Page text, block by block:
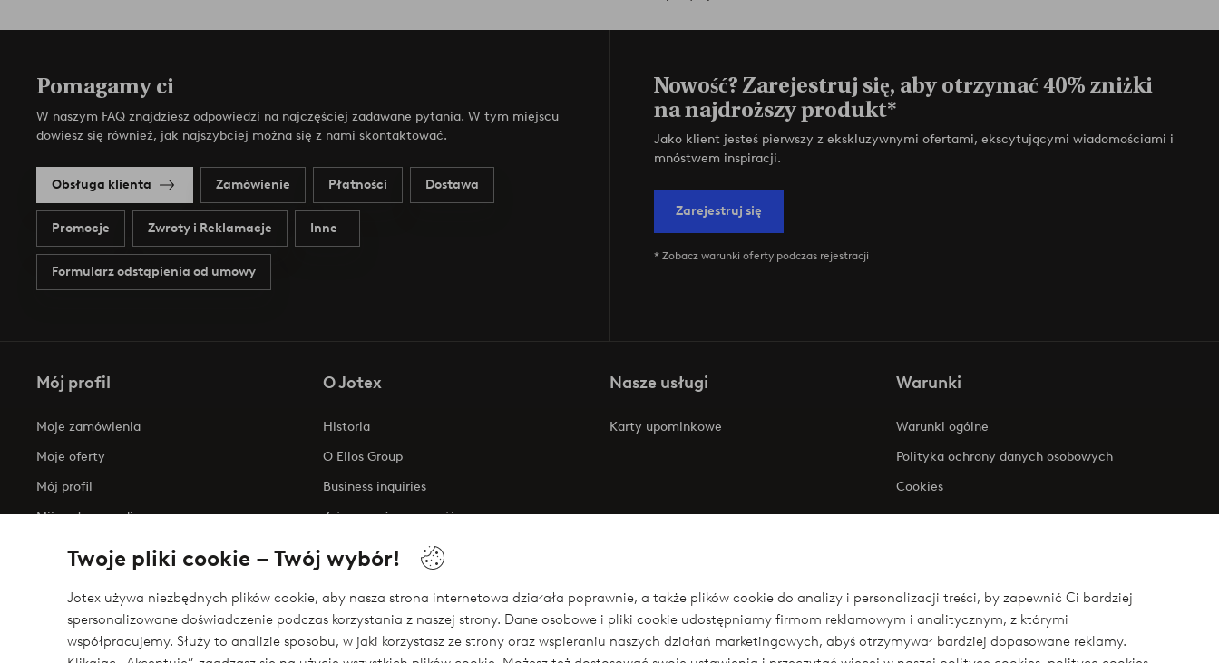
Twoje pliki cookie – Twój wybór!
Jotex używa niezbędnych plików cookie, aby nasza strona internetowa działała poprawnie, a także plików cookie do analizy i personalizacji treści, by zapewnić Ci bardziej
spersonalizowane doświadczenie podczas korzystania z naszej strony. Dane osobowe i pliki cookie udostępniamy firmom reklamowym i analitycznym, z którymi
współpracujemy. Służy to analizie sposobu, w jaki korzystasz ze strony oraz wspieraniu naszych działań marketingowych, abyś otrzymywał bardziej dopasowane reklamy.
Pomagamy ci
W naszym FAQ znajdziesz odpowiedzi na najczęściej zadawane pytania. W tym miejscu
dowiesz się również, jak najszybciej można się z nami skontaktować.
Obsługa klienta Zamówienie Płatności Dostawa
Promocje Zwroty i Reklamacje Inne
Formularz odstąpienia od umowy
Nowość? Zarejestruj się, aby otrzymać 40% zniżki
na najdroższy produkt*
Jako klient jesteś pierwszy z ekskluzywnymi ofertami, ekscytującymi wiadomościami i
mnóstwem inspiracji.
Zarejestruj się
* Zobacz warunki oferty podczas rejestracji
Mój profil
Moje zamówienia
Moje oferty
Mój profil
Mijn retourzendingen
O Jotex
Historia
O Ellos Group
Business inquiries
Zrównoważony rozwój
Oświadczenie o dostępności
Nasze usługi
Karty upominkowe
Warunki
Warunki ogólne
Polityka ochrony danych osobowych
Cookies
Bezpieczne płatności - zapłać teraz lub podziel się
Chcesz dowiedzieć się więcej o naszych opcjach płatności